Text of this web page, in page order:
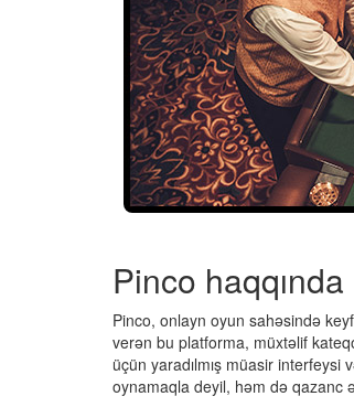
Pinco haqqında
Pinco, onlayn oyun sahəsində
verən bu platforma, müxtəlif
üçün yaradılmış müasir interfeysi
oynamaqla deyil, həm də qazanc